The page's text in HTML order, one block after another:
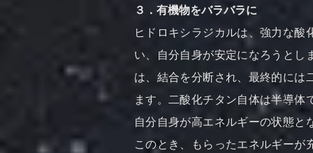
３．有機物をバラバラに
ヒドロキシラジカルは、強力な酸
い、自分自身が安定になろうとし
は、結合を分断され、最終的には
ます。二酸化チタン自体は半導体
自分自身が高エネルギーの状態と
このとき、もらったエネルギーが